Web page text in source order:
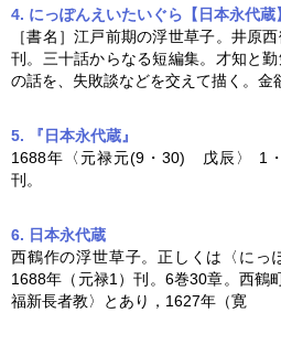
4. にっぽんえいたいぐら【日本永代蔵】
［書名］江戸前期の浮世草子。井原
刊。三十話からなる短編集。才知と
の話を、失敗談などを交えて描く。金
5. 『日本永代蔵』
1688年〈元禄元(9・30) 戊辰〉 1
刊。
6. 日本永代蔵
西鶴作の浮世草子。正しくは〈にっ
1688年（元禄1）刊。6巻30章。西鶴
福新長者教〉とあり，1627年（寛